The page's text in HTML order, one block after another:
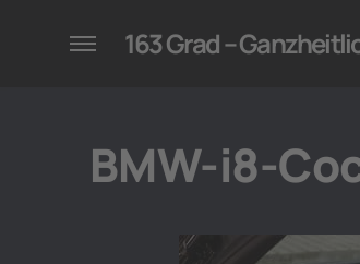
für Unternehmen
163 Grad –
BMW-i8-